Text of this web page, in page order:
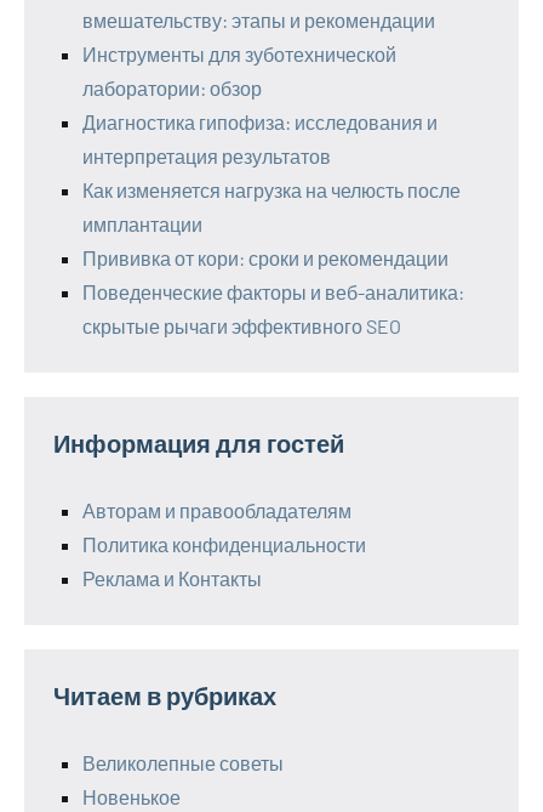
вмешательству: этапы и рекомендации
Инструменты для зуботехнической
лаборатории: обзор
Диагностика гипофиза: исследования и
интерпретация результатов
Как изменяется нагрузка на челюсть после
имплантации
Прививка от кори: сроки и рекомендации
Поведенческие факторы и веб-аналитика:
скрытые рычаги эффективного SEO
Информация для гостей
Авторам и правообладателям
Политика конфиденциальности
Реклама и Контакты
Читаем в рубриках
Великолепные советы
Новенькое